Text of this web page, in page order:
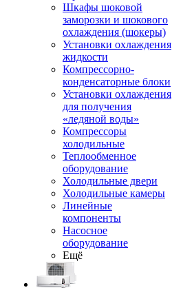
Шкафы шоковой
заморозки и шокового
охлаждения (шокеры)
Установки охлаждения
жидкости
Компрессорно-
конденсаторные блоки
Установки охлаждения
для получения
«ледяной воды»
Компрессоры
холодильные
Теплообменное
оборудование
Холодильные двери
Холодильные камеры
Линейные
компоненты
Насосное
оборудование
Ещё